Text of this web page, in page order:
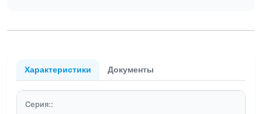
Характеристики Документы
Серия::